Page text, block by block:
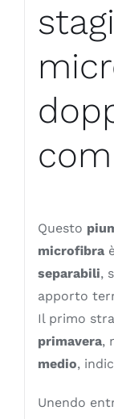
Questo
microfibra
separabili,
apporto
Il primo
primavera,
medio,
Unendo